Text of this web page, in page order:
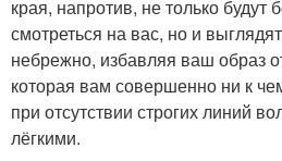
края, напротив, не только
смотреться на вас, но и
небрежно, избавляя ваш образ
которая вам совершенно ни к
при отсутствии строгих линий
лёгкими.